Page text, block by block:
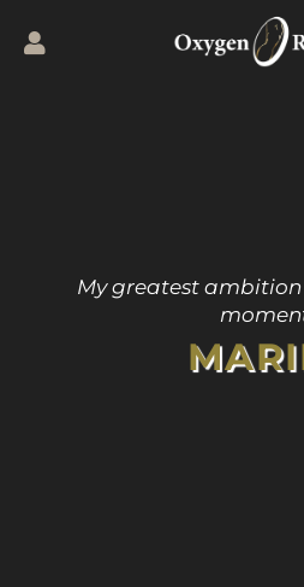
My greatest ambition